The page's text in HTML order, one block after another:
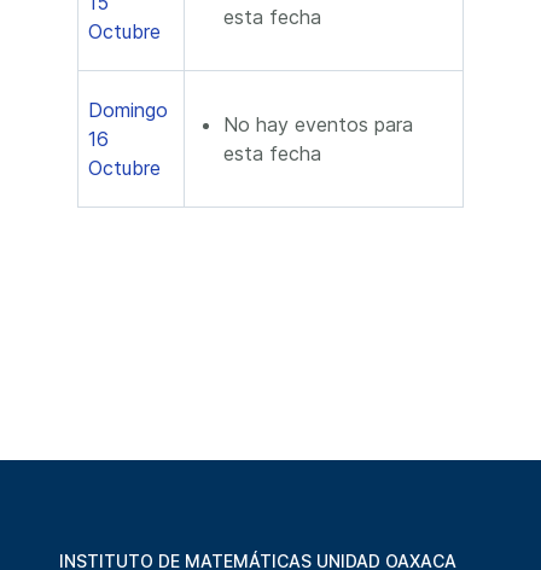
Octubre
esta fecha
Domingo
16
Octubre
No hay eventos para
esta fecha
INSTITUTO DE MATEMÁTICAS UNIDAD OAXACA